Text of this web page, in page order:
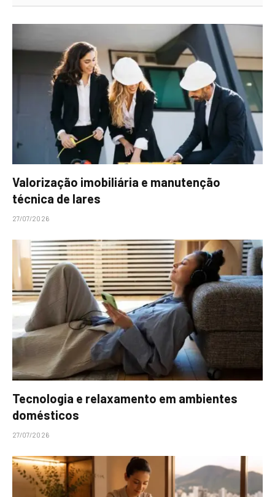
Valorização imobiliária e manutenção
técnica de lares
27/07/2026
Tecnologia e relaxamento em ambientes
domésticos
27/07/2026